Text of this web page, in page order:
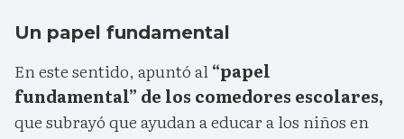
Un papel fundamental
En este sentido, apuntó al“papel
fundamental” de los comedores escolares,
que subrayó que ayudan a educar a los niños en